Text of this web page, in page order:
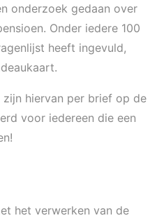
onderzoek gedaan over
Onder iedere 100
heeft ingevuld,
zijn hiervan per brief op de
voor iedereen die een
het verwerken van de